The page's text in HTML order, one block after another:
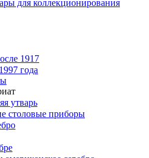
для коллекционирования
1917
года
утварь
столовые приборы